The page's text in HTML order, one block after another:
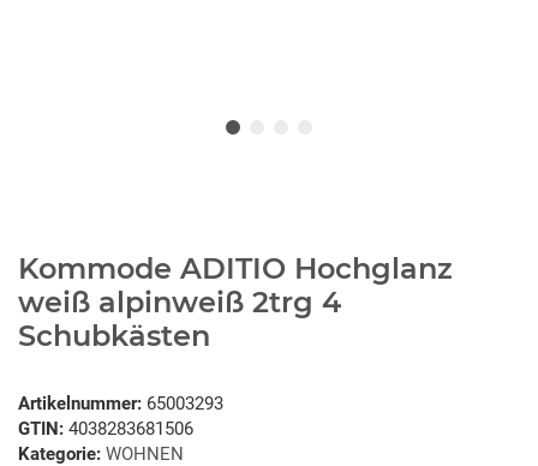
Kommode ADITIO Hochglanz
weiß alpinweiß 2trg 4
Schubkästen
Artikelnummer: 65003293
GTIN: 4038283681506
Kategorie: WOHNEN